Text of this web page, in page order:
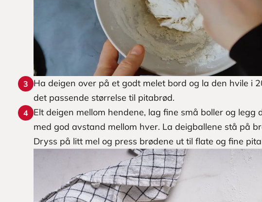
3
Ha deigen over på et godt melet bord og la den hvile i
det passende størrelse til pitabrød.
4 Elt deigen mellom hendene, lag fine små boller og legg
med god avstand mellom hver. La deigballene stå på
Dryss på litt mel og press brødene ut til flate og fine